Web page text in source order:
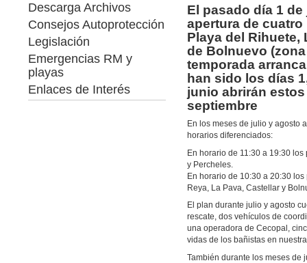
Descarga Archivos
Consejos Autoprotección
Legislación
Emergencias RM y
playas
Enlaces de Interés
El pasado día 1
apertura de
Playa del Rihuete,
de Bolnuevo
temporada
han sido los días
junio abrirán
septiembre
En los meses de julio y agosto
horarios diferenciados:
En horario de 11:30 a 19:30
y Percheles.
En horario de 10:30 a 20:30
Reya, La Pava, Castellar y
El plan durante julio y agosto
rescate, dos vehículos de
una operadora de Cecopal,
vidas de los bañistas en
También durante los meses de